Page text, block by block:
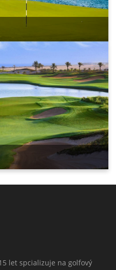
let spcializuje na golfový